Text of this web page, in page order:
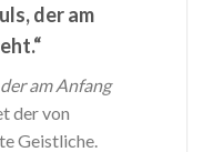
der am
am Anfang
der von
Geistliche.